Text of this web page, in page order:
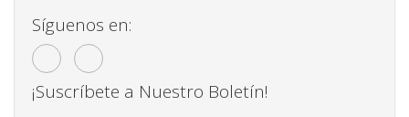
Síguenos en:
¡Suscríbete a Nuestro Boletín!